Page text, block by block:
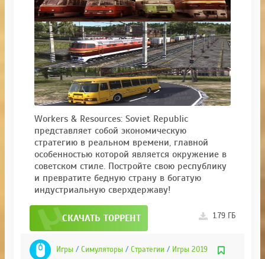
Workers & Resources: Soviet Republic
представляет собой экономическую
стратегию в реальном времени, главной
особенностью которой является окружение в
советском стиле. Постройте свою республику
и превратите бедную страну в богатую
индустриальную сверхдержаву!
СКАЧАТЬ ТОРРЕНТ 1.79 ГБ
Игры / Симуляторы / Стратегии / Игры 2019